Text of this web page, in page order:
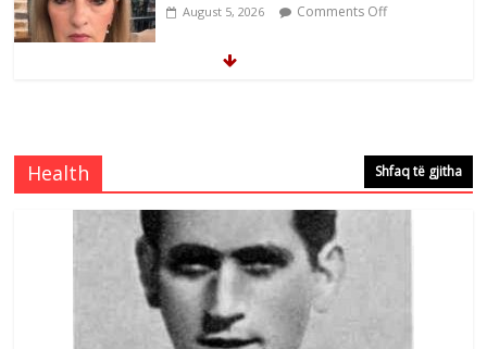
August 5, 2026 Comments Off
Comments Off
Çlirimtari Mentor Mushkolaj nderohet
me mirenjohje nga Xhevdet Qeriqi Dega
e invalidëve në Fushë Kosovë
August 4, 2026 Comments Off
Health Shfaq të gjitha